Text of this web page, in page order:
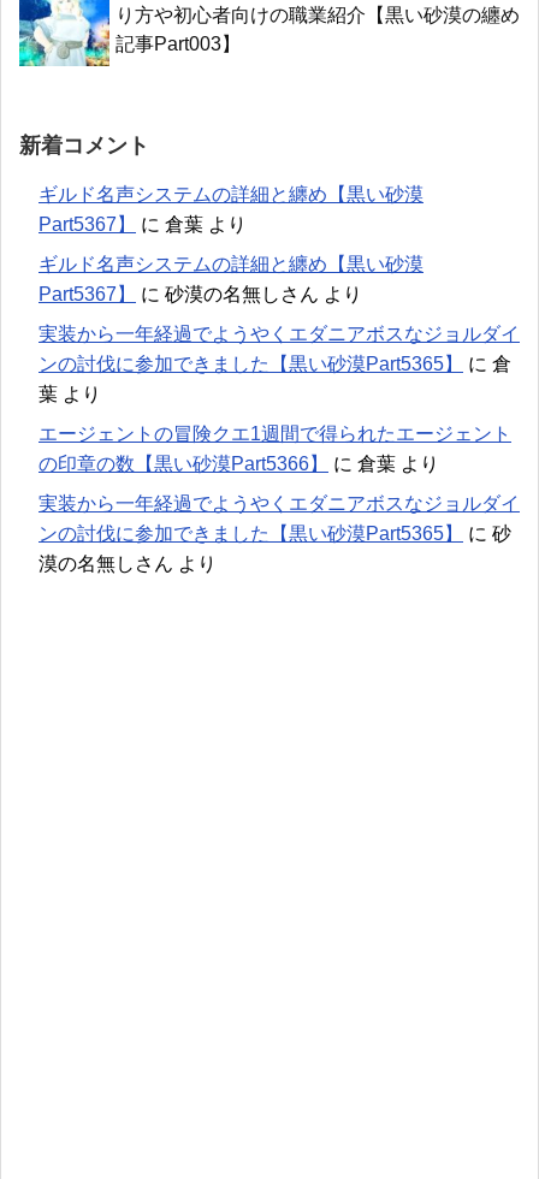
り方や初心者向けの職業紹介【黒い砂漠の纏め
記事Part003】
新着コメント
ギルド名声システムの詳細と纏め【黒い砂漠
Part5367】
に 倉葉 より
ギルド名声システムの詳細と纏め【黒い砂漠
Part5367】
に 砂漠の名無しさん より
実装から一年経過でようやくエダニアボスなジョルダイ
ンの討伐に参加できました【黒い砂漠Part5365】
に 倉
葉 より
エージェントの冒険クエ1週間で得られたエージェント
の印章の数【黒い砂漠Part5366】
に 倉葉 より
実装から一年経過でようやくエダニアボスなジョルダイ
ンの討伐に参加できました【黒い砂漠Part5365】
に 砂
漠の名無しさん より